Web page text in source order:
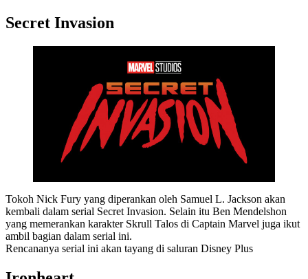
Secret Invasion
Tokoh Nick Fury yang diperankan oleh Samuel L. Jackson akan
kembali dalam serial Secret Invasion. Selain itu Ben Mendelshon
yang memerankan karakter Skrull Talos di Captain Marvel juga ikut
ambil bagian dalam serial ini.
Rencananya serial ini akan tayang di saluran Disney Plus